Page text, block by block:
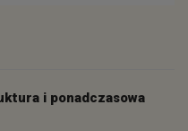
i ponadczasowa